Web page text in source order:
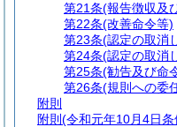
第21条(報告徴収及
第22条(改善命令等)
第23条(認定の取消
第24条(認定の取消
第25条(勧告及び命
第26条(規則への委
附則
附則 (令和元年10月4日